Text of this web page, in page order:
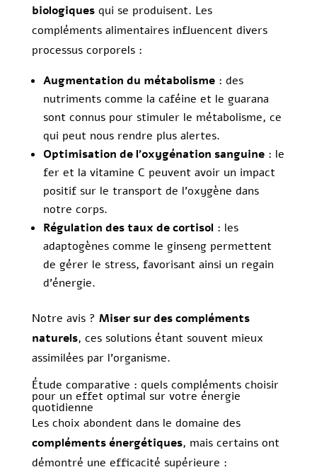
biologiquesqui se produisent. Les
compléments alimentaires influencent divers
processus corporels :
Augmentation du métabolisme: des
nutriments comme la caféine et le guarana
sont connus pour stimuler le métabolisme, ce
qui peut nous rendre plus alertes.
Optimisation de l’oxygénation sanguine: le
fer et la vitamine C peuvent avoir un impact
positif sur le transport de l’oxygène dans
notre corps.
Régulation des taux de cortisol: les
adaptogènes comme le ginseng permettent
de gérer le stress, favorisant ainsi un regain
d’énergie.
Notre avis ? Miser sur des compléments
naturels, ces solutions étant souvent mieux
assimilées par l’organisme.
Étude comparative : quels compléments choisir
pour un effet optimal sur votre énergie
quotidienne
Les choix abondent dans le domaine des
compléments énergétiques, mais certains ont
démontré une efficacité supérieure :